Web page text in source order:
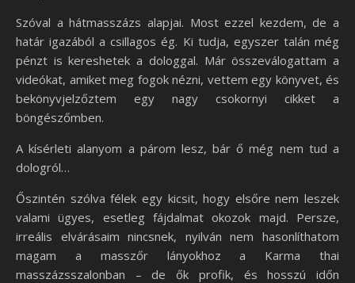
Szóval a hátmasszázs alapjai. Most ezzel kezdem, de a
határ igazából a csillagos ég. Ki tudja, egyszer talán még
pénzt is kereshetek a dologgal. Már összeválogattam a
videókat, amiket meg fogok nézni, vettem egy könyvet, és
bekönyvjelzőztem egy nagy csokornyi cikket a
böngészőmben.
A kísérleti alanyom a párom lesz, bár ő még nem tud a
dologról…
Őszintén szólva félek egy kicsit, hogy elsőre nem leszek
valami ügyes, esetleg fájdalmat okozok majd. Persze,
irreális elvárásaim nincsnek, nyilván nem hasonlíthatom
magam a masszőr lányokhoz a Karma thai
masszázsszalonban – de ők profik, és hosszú időn